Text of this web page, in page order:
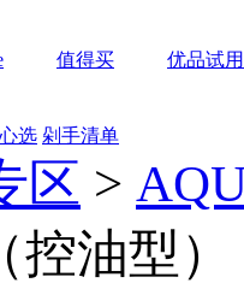
值得买
优品试用
选 剁手清单
区 >
油型）